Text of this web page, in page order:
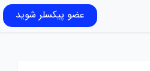
عضو پیکسلر شوید